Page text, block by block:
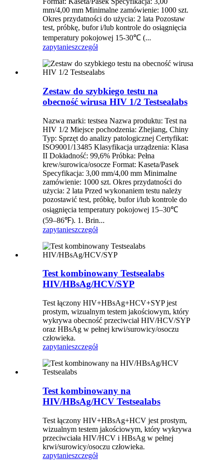
mm/4,00 mm Minimalne zamówienie: 1000 szt.
Okres przydatności do użycia: 2 lata Pozostaw
test, próbkę, bufor i/lub kontrole do osiągnięcia
temperatury pokojowej 15-30℃ (...
zapytanieszczegół
Zestaw do szybkiego testu na
obecność wirusa HIV 1/2 Testsealabs
Nazwa marki: testsea Nazwa produktu: Test na
HIV 1/2 Miejsce pochodzenia: Zhejiang, Chiny
Typ: Sprzęt do analizy patologicznej Certyfikat:
ISO9001/13485 Klasyfikacja urządzenia: Klasa
II Dokładność: 99,6% Próbka: Pełna
krew/surowica/osocze Format: Kaseta/Pasek
Specyfikacja: 3,00 mm/4,00 mm Minimalne
zamówienie: 1000 szt. Okres przydatności do
użycia: 2 lata Przed wykonaniem testu należy
pozostawić test, próbkę, bufor i/lub kontrole do
osiągnięcia temperatury pokojowej 15–30℃
(59–86℉). 1. Brin...
zapytanieszczegół
Test kombinowany Testsealabs
HIV/HBsAg/HCV/SYP
Test łączony HIV+HBsAg+HCV+SYP jest
prostym, wizualnym testem jakościowym, który
wykrywa obecność przeciwciał HIV/HCV/SYP
oraz HBsAg w pełnej krwi/surowicy/osoczu
człowieka.
zapytanieszczegół
Test kombinowany na
HIV/HBsAg/HCV Testsealabs
Test łączony HIV+HBsAg+HCV jest prostym,
wizualnym testem jakościowym, który wykrywa
przeciwciała HIV/HCV i HBsAg w pełnej
krwi/surowicy/osoczu człowieka.
zapytanieszczegół